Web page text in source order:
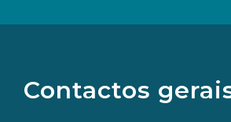
Contactos
redes
sociais